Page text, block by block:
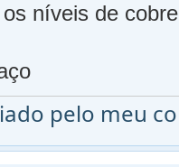
níveis de
pelo meu